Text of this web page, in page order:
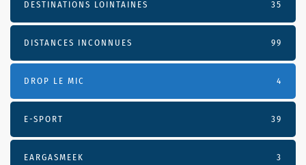
DESTINATIONS LOINTAINES 35
DISTANCES INCONNUES 99
DROP LE MIC 4
E-SPORT 39
EARGASMEEK 3